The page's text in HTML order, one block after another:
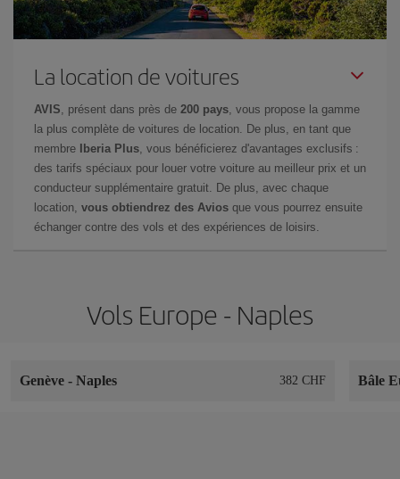
La location de voitures
AVIS , présent dans près de 200 pays , vous propose la gamme
la plus complète de voitures de location. De plus, en tant que
membre
Iberia Plus , vous bénéficierez d'avantages exclusifs :
des tarifs spéciaux pour louer votre voiture au meilleur prix et un
conducteur supplémentaire gratuit. De plus, avec chaque
location, vous obtiendrez des Avios que vous pourrez ensuite
échanger contre des vols et des expériences de loisirs.
Vols Europe - Naples
Genève - Naples 382 CHF Bâle